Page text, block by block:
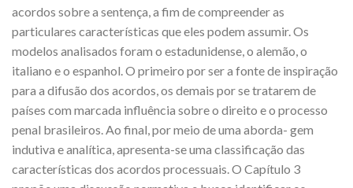
acordos sobre a sentença, a fim de compreender as
particulares características que eles podem assumir. Os
modelos analisados foram o estadunidense, o alemão, o
italiano e o espanhol. O primeiro por ser a fonte de inspiração
para a difusão dos acordos, os demais por se tratarem de
países com marcada influência sobre o direito e o processo
penal brasileiros. Ao final, por meio de uma aborda- gem
indutiva e analítica, apresenta-se uma classificação das
características dos acordos processuais. O Capítulo 3